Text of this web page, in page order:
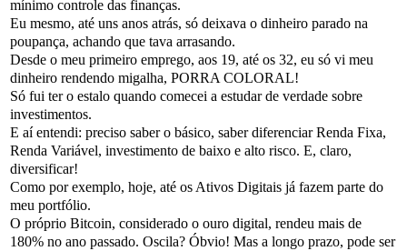
mínimo controle das finanças.
Eu mesmo, até uns anos atrás, só deixava o dinheiro parado na
poupança, achando que tava arrasando.
Desde o meu primeiro emprego, aos 19, até os 32, eu só vi meu
dinheiro rendendo migalha, PORRA COLORAL!
Só fui ter o estalo quando comecei a estudar de verdade sobre
investimentos.
E aí entendi: preciso saber o básico, saber diferenciar Renda Fixa,
Renda Variável, investimento de baixo e alto risco. E, claro,
diversificar!
Como por exemplo, hoje, até os Ativos Digitais já fazem parte do
meu portfólio.
O próprio Bitcoin, considerado o ouro digital, rendeu mais de
180% no ano passado. Oscila? Óbvio! Mas a longo prazo, pode ser